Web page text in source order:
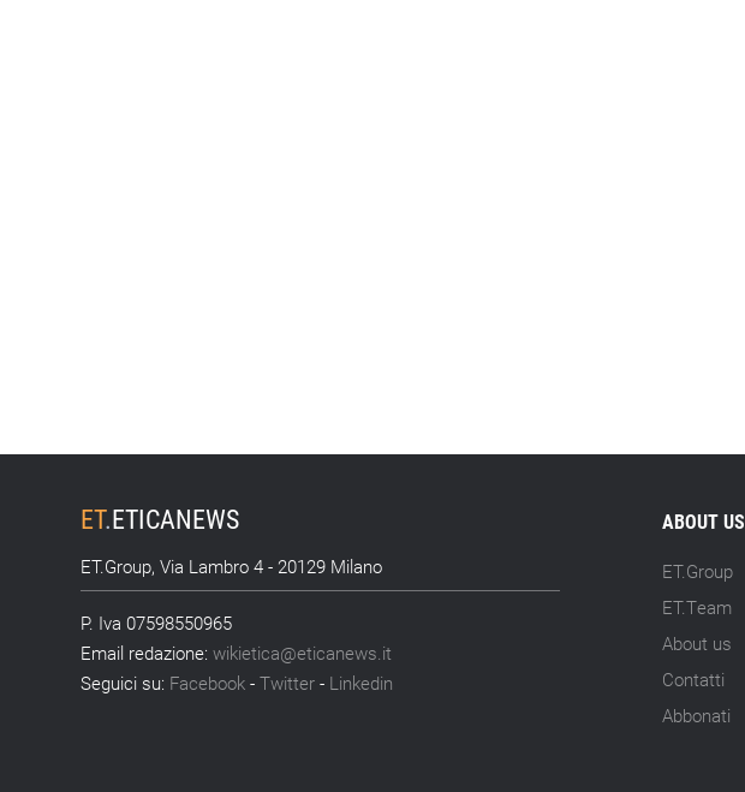
ET.ETICANEWS
ET.Group, Via Lambro 4 - 20129 Milano
P. Iva 07598550965
Email redazione:wikietica@eticanews.it
Seguici su: Facebook -Twitter - Linkedin
ABOUT US
ET.Group
ET.Team
About us
Contatti
Abbonati